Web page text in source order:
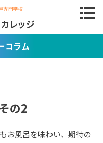
専門学校
レッジ
コラム
の2
お風呂を味わい、期待の